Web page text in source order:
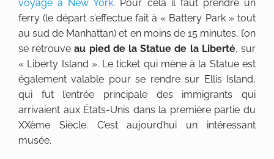
voyage à New York. Pour cela il faut prendre un
ferry (le départ s’effectue fait à « Battery Park » tout
au sud de Manhattan) et en moins de 15 minutes, l’on
se retrouveau pied de la Statue de la Liberté, sur
« Liberty Island ». Le ticket qui mène à la Statue est
également valable pour se rendre sur Ellis Island,
qui fut l’entrée principale des immigrants qui
arrivaient aux États-Unis dans la première partie du
XXème Siècle. C’est aujourd’hui un intéressant
musée.